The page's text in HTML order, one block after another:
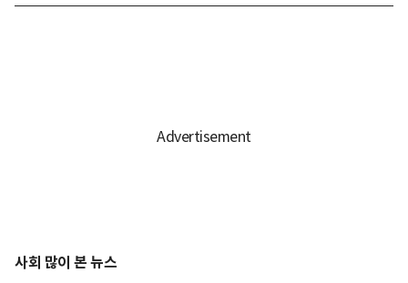
사회 많이 본 뉴스